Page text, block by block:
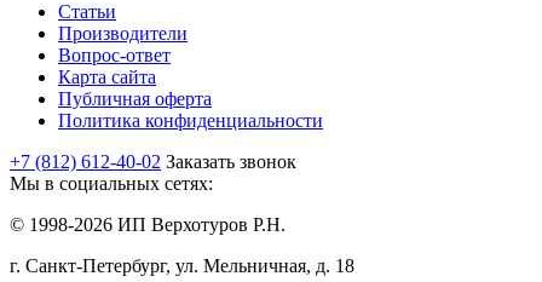
Статьи
Производители
Вопрос-ответ
Карта сайта
Публичная оферта
Политика конфиденциальности
+7 (812) 612-40-02 Заказать звонок
Мы в социальных сетях:
© 1998-2026 ИП Верхотуров Р.Н.
г. Санкт-Петербург, ул. Мельничная, д. 18